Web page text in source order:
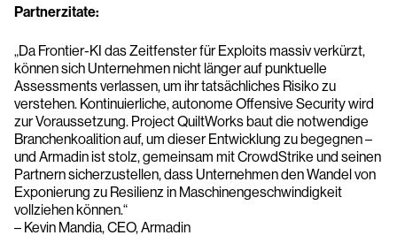
Partnerzitate:
„Da Frontier-KI das Zeitfenster für Exploits massiv verkürzt,
können sich Unternehmen nicht länger auf punktuelle
Assessments verlassen, um ihr tatsächliches Risiko zu
verstehen. Kontinuierliche, autonome Offensive Security wird
zur Voraussetzung. Project QuiltWorks baut die notwendige
Branchenkoalition auf, um dieser Entwicklung zu begegnen –
und Armadin ist stolz, gemeinsam mit CrowdStrike und seinen
Partnern sicherzustellen, dass Unternehmen den Wandel von
Exponierung zu Resilienz in Maschinengeschwindigkeit
vollziehen können.“
– Kevin Mandia, CEO, Armadin